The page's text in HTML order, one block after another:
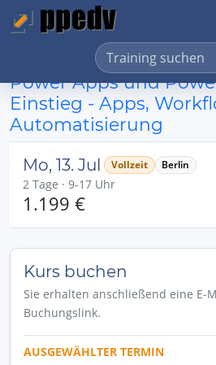
Power Apps und
Einstieg - Apps,
Automatisierung
Mo, 13. Jul Vollzeit Berlin
2 Tage · 9-17 Uhr
1.199 €
Kurs buchen
Sie erhalten anschließend eine E-
Buchungslink.
AUSGEWÄHLTER TERMIN